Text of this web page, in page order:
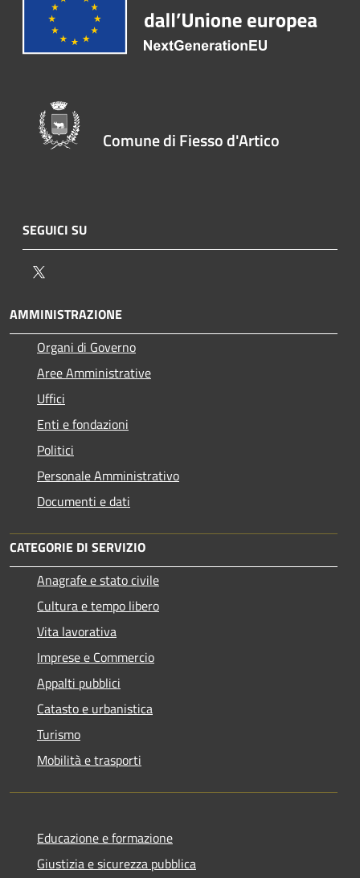
Comune di Fiesso d'Artico
SEGUICI SU
AMMINISTRAZIONE
Organi di Governo
Aree Amministrative
Uffici
Enti e fondazioni
Politici
Personale Amministrativo
Documenti e dati
CATEGORIE DI SERVIZIO
Anagrafe e stato civile
Cultura e tempo libero
Vita lavorativa
Imprese e Commercio
Appalti pubblici
Catasto e urbanistica
Turismo
Mobilità e trasporti
Educazione e formazione
Giustizia e sicurezza pubblica